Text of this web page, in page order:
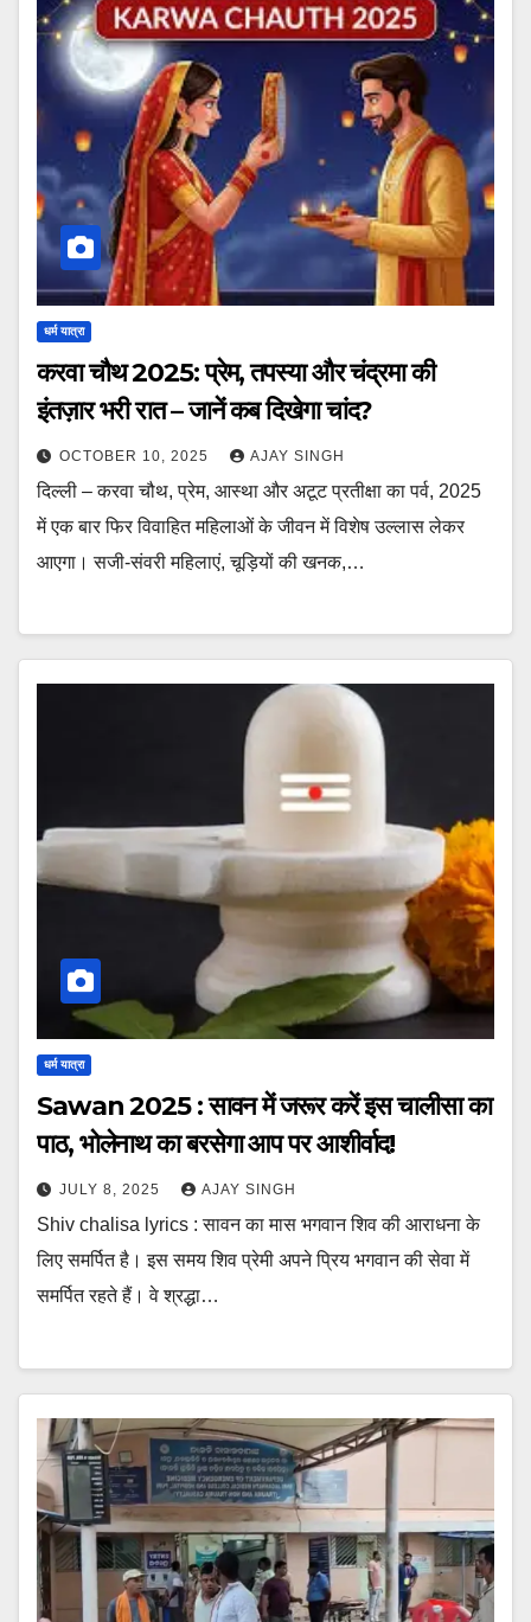
धर्म यात्रा
करवा चौथ 2025: प्रेम, तपस्या और चंद्रमा की
इंतज़ार भरी रात – जानें कब दिखेगा चांद?
OCTOBER 10, 2025 AJAY SINGH
दिल्ली – करवा चौथ, प्रेम, आस्था और अटूट प्रतीक्षा का पर्व, 2025
में एक बार फिर विवाहित महिलाओं के जीवन में विशेष उल्लास लेकर
आएगा। सजी-संवरी महिलाएं, चूड़ियों की खनक,…
धर्म यात्रा
Sawan 2025 : सावन में जरूर करें इस चालीसा का
पाठ, भोलेनाथ का बरसेगा आप पर आशीर्वाद!
JULY 8, 2025 AJAY SINGH
Shiv chalisa lyrics : सावन का मास भगवान शिव की आराधना के
लिए समर्पित है। इस समय शिव प्रेमी अपने प्रिय भगवान की सेवा में
समर्पित रहते हैं। वे श्रद्धा…